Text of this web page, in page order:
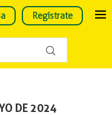
Regístrate
DE 2024